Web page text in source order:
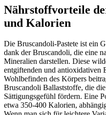
Nährstoffvorteile
und Kalorien
Die Bruscandoli-Pastete ist ein
dank der Bruscandoli, die eine
Mineralien darstellen. Diese
entgiftenden und antioxidativen
Wohlbefinden des Körpers
Bruscandoli Ballaststoffe, die
Sättigungsgefühl fördern. Eine
etwa 350-400 Kalorien,